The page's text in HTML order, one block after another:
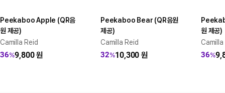
Peekaboo Apple (QR음
원 제공)
Camilla Reid
36%9,800원
Peekaboo Bear (QR음원
제공)
Camilla Reid
32%10,300원
원 제공)
Camilla
36%